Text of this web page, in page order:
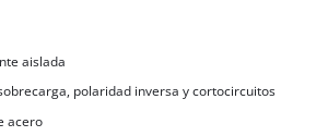
aislada
polaridad inversa y cortocircuitos
acero